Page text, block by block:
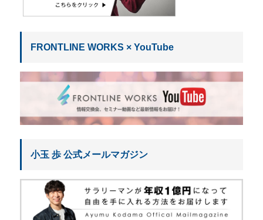
FRONTLINE WORKS × YouTube
小玉 歩 公式メールマガジン